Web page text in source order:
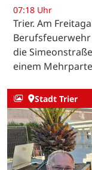
07:18 Uhr
Trier. Am
Berufsfeuerwehr
die
einem
Stadt Trier